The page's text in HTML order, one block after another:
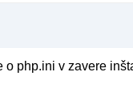
o php.ini v zavere